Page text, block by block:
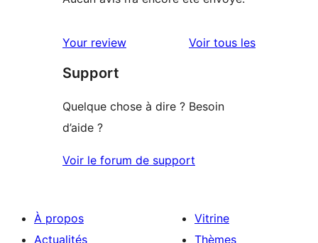
Your review Voir tous lesavis
Support
Quelque chose à dire ? Besoin
d’aide ?
Voir le forum de support
À propos
Actualités
Vitrine
Thèmes